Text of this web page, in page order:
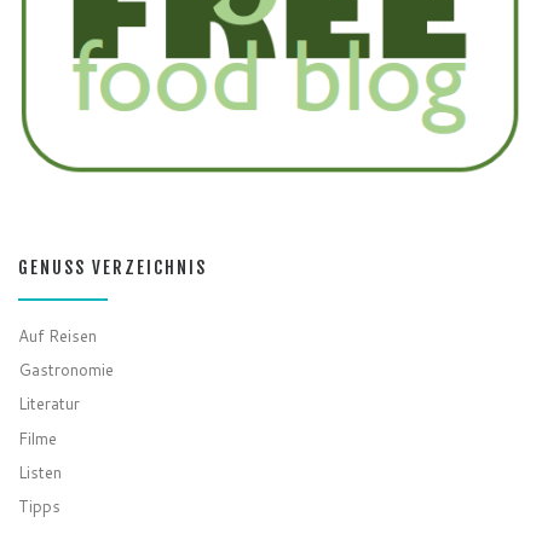
GENUSS VERZEICHNIS
Auf Reisen
Gastronomie
Literatur
Filme
Listen
Tipps